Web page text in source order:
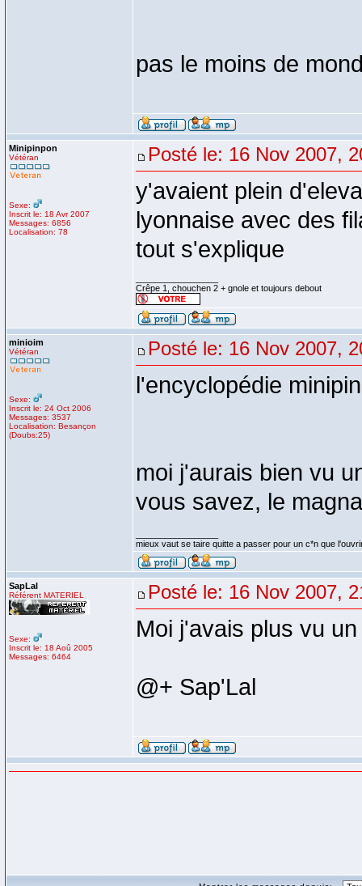
pas le moins de
Minipinpon
Vétéran
Sexe:
Inscrit le: 18 Avr 2007
Messages: 6856
Localisation: 78
Posté le: 16 Nov 2007,
y'avaient plein
lyonnaise avec des
tout s'explique
Crêpe 1, chouchen 2 + gnole et toujours debout
minioim
Vétéran
Sexe:
Inscrit le: 24 Oct 2006
Messages: 3537
Localisation: Besançon
(Doubs:25)
Posté le: 16 Nov 2007,
l'encyclopédie
moi j'aurais bien vu
vous savez, le
mieux vaut se taire quitte a passer pour un c*n que
SapLal
Référent MATERIEL
Sexe:
Inscrit le: 18 Aoû 2005
Messages: 6464
Posté le: 16 Nov 2007,
Moi j'avais plus vu
@+ Sap'Lal